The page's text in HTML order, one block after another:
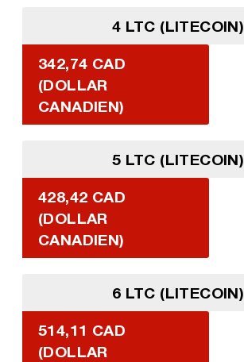
4 LTC (LITECOIN)
342,74 CAD
(DOLLAR
CANADIEN)
5 LTC (LITECOIN)
428,42 CAD
(DOLLAR
CANADIEN)
6 LTC (LITECOIN)
514,11 CAD
(DOLLAR